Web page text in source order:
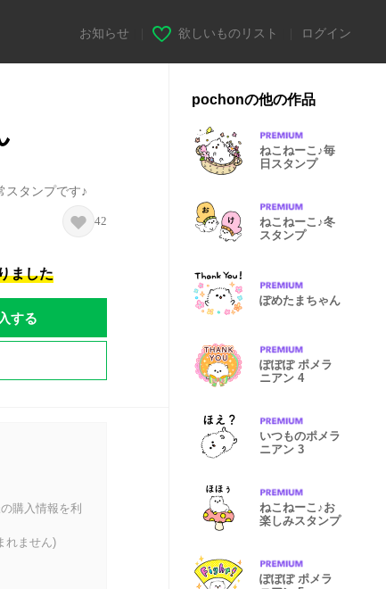
お知らせ 欲しいものリスト ログイン
スタンプです♪
42
ました
する
購入情報を利
れません)
pochonの他の作品
ねこねーこ♪毎
日スタンプ
ねこねーこ♪冬
スタンプ
ぽめたまちゃん
ぽぽぽ ポメラ
ニアン 4
いつものポメラ
ニアン 3
ねこねーこ♪お
楽しみスタンプ
ぽぽぽ ポメラ